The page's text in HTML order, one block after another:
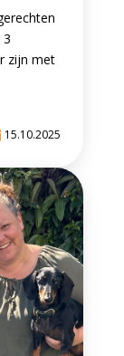
3
zijn met
15.10.2025